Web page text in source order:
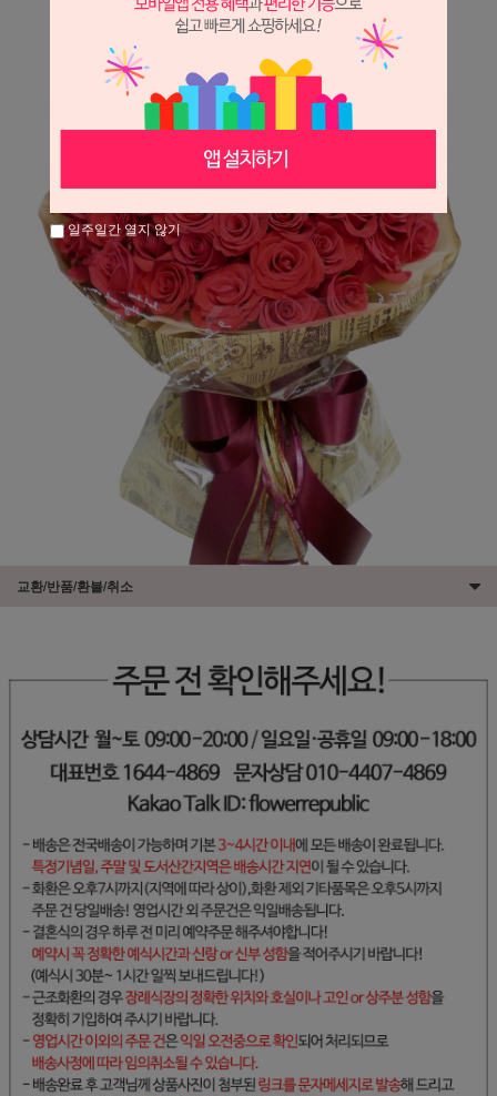
※ 필독해주세요 ※
장미는 시세 변동에 따라 가격이 달라질 수 있으니
문의 후 주문 바랍니다.
교환/반품/환불/취소
일주일간 열지 않기